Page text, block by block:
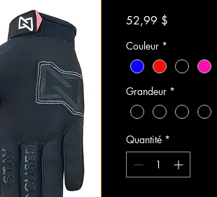
52,99 $
Couleur *
Grandeur *
Quantité *